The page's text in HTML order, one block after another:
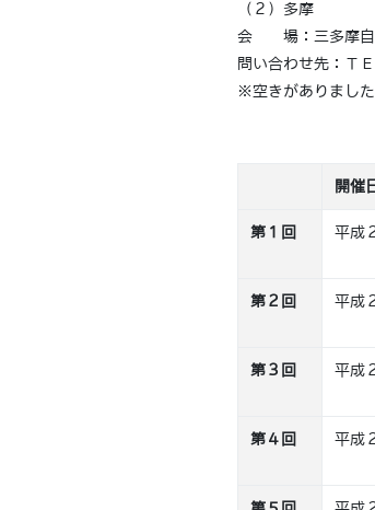
（２）多摩
会 場：三多摩自
問い合わせ先：
※空きがありました
開催
第１回 平成
第２回 平成
第３回 平成
第４回 平成